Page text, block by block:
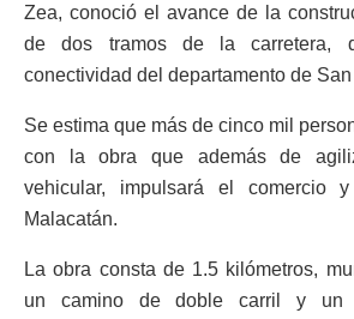
Zea, conoció el avance de la
de dos tramos de la carretera,
conectividad del departamento de
Se estima que más de cinco mil
con la obra que además de
vehicular, impulsará el comercio
Malacatán.
La obra consta de 1.5 kilómetros,
un camino de doble carril y un